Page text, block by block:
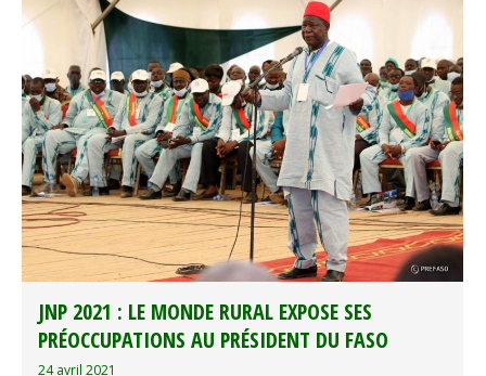
JNP 2021 : LE MONDE RURAL EXPOSE SES
PRÉOCCUPATIONS AU PRÉSIDENT DU FASO
24 avril 2021